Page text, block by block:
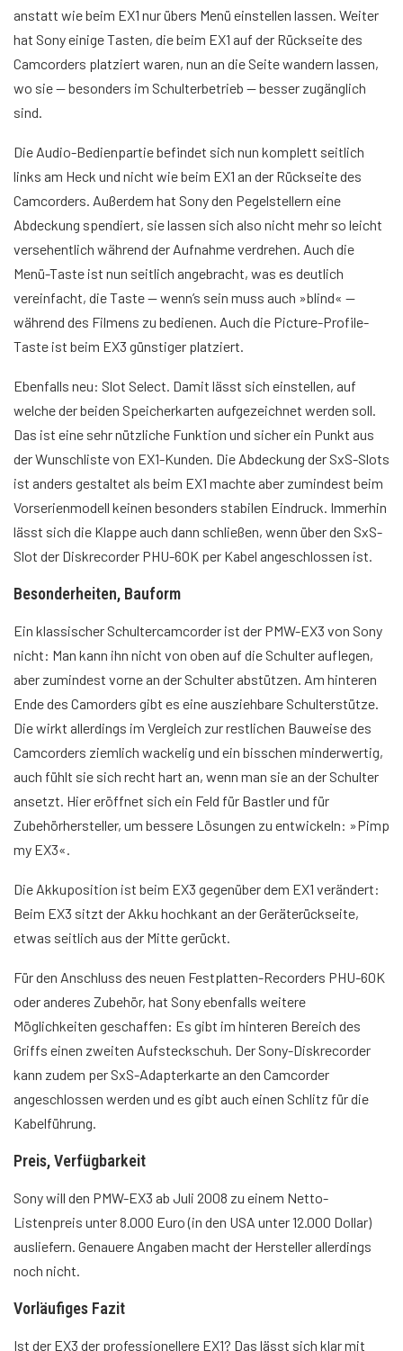
anstatt wie beim EX1 nur übers Menü einstellen lassen. Weiter
hat Sony einige Tasten, die beim EX1 auf der Rückseite des
Camcorders platziert waren, nun an die Seite wandern lassen,
wo sie — besonders im Schulterbetrieb — besser zugänglich
sind.
Die Audio-Bedienpartie befindet sich nun komplett seitlich
links am Heck und nicht wie beim EX1 an der Rückseite des
Camcorders. Außerdem hat Sony den Pegelstellern eine
Abdeckung spendiert, sie lassen sich also nicht mehr so leicht
versehentlich während der Aufnahme verdrehen. Auch die
Menü-Taste ist nun seitlich angebracht, was es deutlich
vereinfacht, die Taste — wenn’s sein muss auch »blind« —
während des Filmens zu bedienen. Auch die Picture-Profile-
Taste ist beim EX3 günstiger platziert.
Ebenfalls neu: Slot Select. Damit lässt sich einstellen, auf
welche der beiden Speicherkarten aufgezeichnet werden soll.
Das ist eine sehr nützliche Funktion und sicher ein Punkt aus
der Wunschliste von EX1-Kunden. Die Abdeckung der SxS-Slots
ist anders gestaltet als beim EX1 machte aber zumindest beim
Vorserienmodell keinen besonders stabilen Eindruck. Immerhin
lässt sich die Klappe auch dann schließen, wenn über den SxS-
Slot der Diskrecorder PHU-60K per Kabel angeschlossen ist.
Besonderheiten, Bauform
Ein klassischer Schultercamcorder ist der PMW-EX3 von Sony
nicht: Man kann ihn nicht von oben auf die Schulter auflegen,
aber zumindest vorne an der Schulter abstützen. Am hinteren
Ende des Camorders gibt es eine ausziehbare Schulterstütze.
Die wirkt allerdings im Vergleich zur restlichen Bauweise des
Camcorders ziemlich wackelig und ein bisschen minderwertig,
auch fühlt sie sich recht hart an, wenn man sie an der Schulter
ansetzt. Hier eröffnet sich ein Feld für Bastler und für
Zubehörhersteller, um bessere Lösungen zu entwickeln: »Pimp
my EX3«.
Die Akkuposition ist beim EX3 gegenüber dem EX1 verändert:
Beim EX3 sitzt der Akku hochkant an der Geräterückseite,
etwas seitlich aus der Mitte gerückt.
Für den Anschluss des neuen Festplatten-Recorders PHU-60K
oder anderes Zubehör, hat Sony ebenfalls weitere
Möglichkeiten geschaffen: Es gibt im hinteren Bereich des
Griffs einen zweiten Aufsteckschuh. Der Sony-Diskrecorder
kann zudem per SxS-Adapterkarte an den Camcorder
angeschlossen werden und es gibt auch einen Schlitz für die
Kabelführung.
Preis, Verfügbarkeit
Sony will den PMW-EX3 ab Juli 2008 zu einem Netto-
Listenpreis unter 8.000 Euro (in den USA unter 12.000 Dollar)
ausliefern. Genauere Angaben macht der Hersteller allerdings
noch nicht.
Vorläufiges Fazit
Ist der EX3 der professionellere EX1? Das lässt sich klar mit